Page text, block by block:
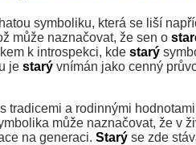
symboliku, která se liší
může naznačovat, že sen o
k introspekci, kde starý
je starý vnímán jako cenný
tradicemi a rodinnými
může naznačovat, že v
na generaci. Starý se zde